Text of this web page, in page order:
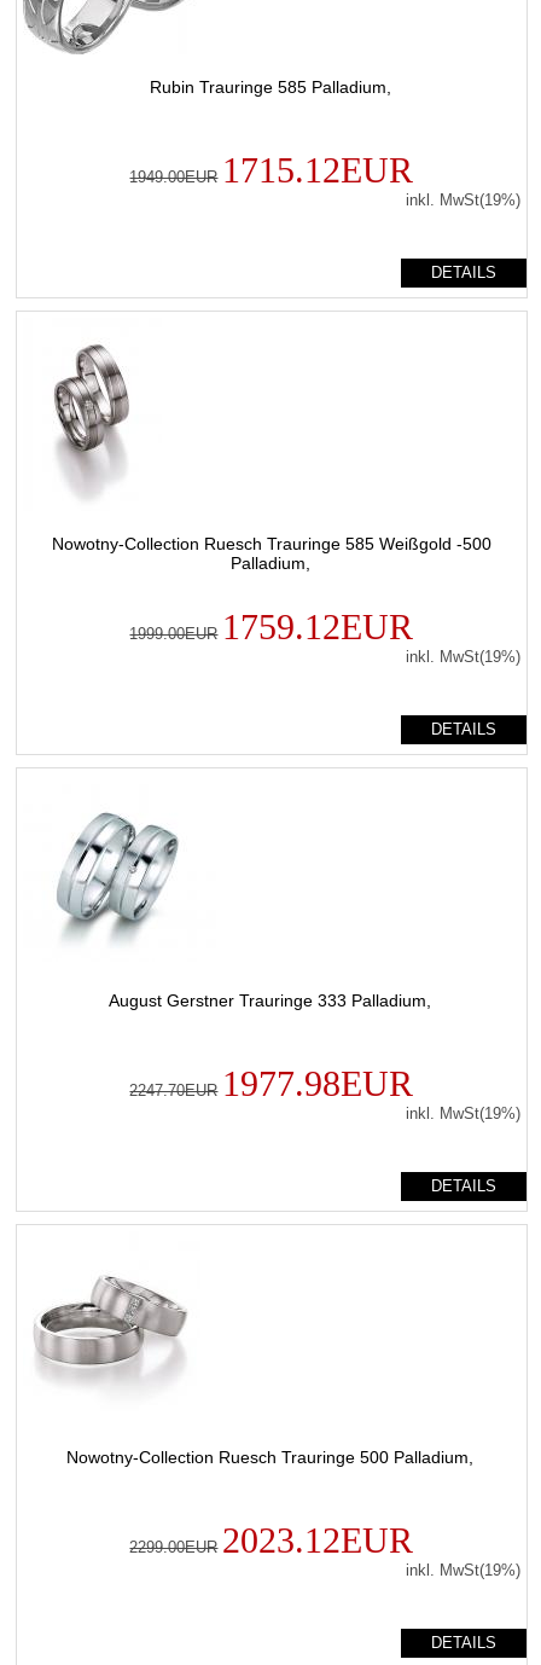
Rubin Trauringe 585 Palladium,
1949.00EUR 1715.12EUR
inkl. MwSt(19%)
DETAILS
Nowotny-Collection Ruesch Trauringe 585 Weißgold -500
Palladium,
1999.00EUR 1759.12EUR
inkl. MwSt(19%)
DETAILS
August Gerstner Trauringe 333 Palladium,
2247.70EUR 1977.98EUR
inkl. MwSt(19%)
DETAILS
Nowotny-Collection Ruesch Trauringe 500 Palladium,
2299.00EUR 2023.12EUR
inkl. MwSt(19%)
DETAILS